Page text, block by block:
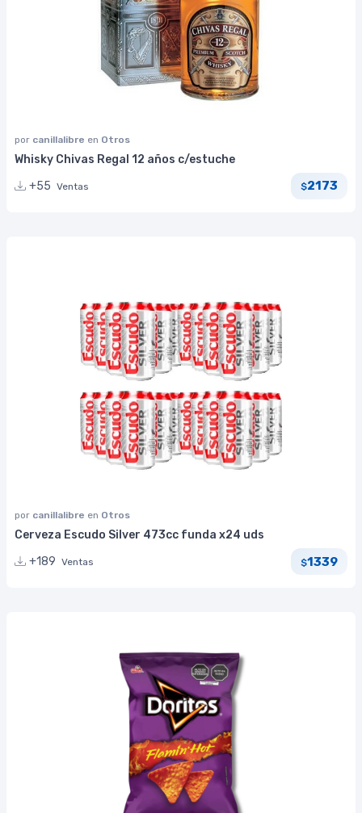
por canillalibre en Otros
Whisky Chivas Regal 12 años c/estuche
+55 Ventas $2173
por canillalibre en Otros
Cerveza Escudo Silver 473cc funda x24 uds
+189 Ventas $1339